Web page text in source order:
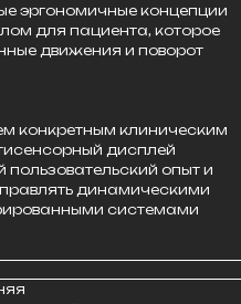
эргономичные концепции
для пациента, которое
движения и поворот
конкретным клиническим
дисплей
опыт и
динамическими
системами